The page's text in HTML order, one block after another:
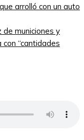
arrolló con un auto
municiones y
“cantidades